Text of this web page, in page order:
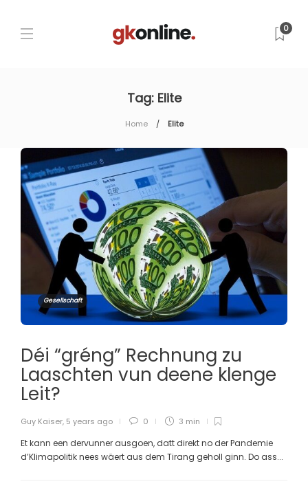
0
Tag: Elite
Home Elite
Gesellschaft
Déi “gréng” Rechnung zu
Laaschten vun deene klenge
Leit?
Guy Kaiser, 5 years ago 0 3 min
Et kann een dervunner ausgoen, datt direkt no der Pandemie
d’Klimapolitik nees wäert aus dem Tirang geholl ginn. Do ass...